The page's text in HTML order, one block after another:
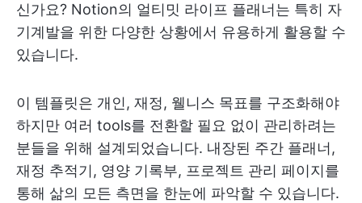
신가요? Notion의 얼티밋 라이프 플래너는 특히 자
기계발을 위한 다양한 상황에서 유용하게 활용할 수
있습니다.
이 템플릿은 개인, 재정, 웰니스 목표를 구조화해야
하지만 여러 tools를 전환할 필요 없이 관리하려는
분들을 위해 설계되었습니다. 내장된 주간 플래너,
재정 추적기, 영양 기록부, 프로젝트 관리 페이지를
통해 삶의 모든 측면을 한눈에 파악할 수 있습니다.